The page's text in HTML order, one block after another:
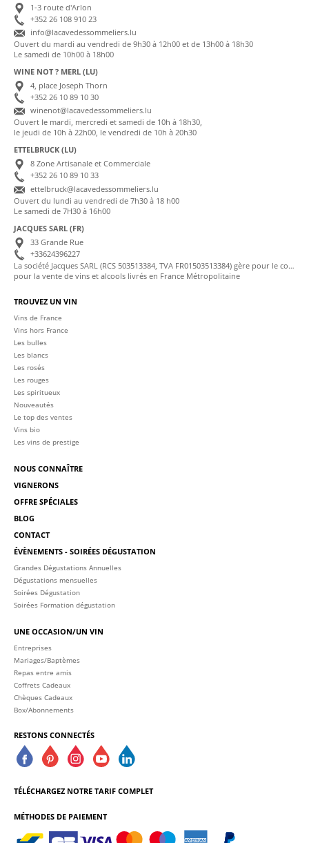
1-3 route d'Arlon
+352 26 108 910 23
info@lacavedessommeliers.lu
Ouvert du mardi au vendredi de 9h30 à 12h00 et de 13h00 à 18h30
Le samedi de 10h00 à 18h00
WINE NOT ? MERL (LU)
4, place Joseph Thorn
+352 26 10 89 10 30
winenot@lacavedessommeliers.lu
Ouvert le mardi, mercredi et samedi de 10h à 18h30,
le jeudi de 10h à 22h00, le vendredi de 10h à 20h30
ETTELBRUCK (LU)
8 Zone Artisanale et Commerciale
+352 26 10 89 10 33
ettelbruck@lacavedessommeliers.lu
Ouvert du lundi au vendredi de 7h30 à 18 h00
Le samedi de 7H30 à 16h00
JACQUES SARL (FR)
33 Grande Rue
+33624396227
La société Jacques SARL (RCS 503513384, TVA FR01503513384) gère pour le compte de La Cave des Sommeliers les transactions bancaires et la facturation
pour la vente de vins et alcools livrés en France Métropolitaine
TROUVEZ UN VIN
Vins de France
Vins hors France
Les bulles
Les blancs
Les rosés
Les rouges
Les spiritueux
Nouveautés
Le top des ventes
Vins bio
Les vins de prestige
NOUS CONNAÎTRE
VIGNERONS
OFFRE SPÉCIALES
BLOG
CONTACT
ÉVÈNEMENTS - SOIRÉES DÉGUSTATION
Grandes Dégustations Annuelles
Dégustations mensuelles
Soirées Dégustation
Soirées Formation dégustation
UNE OCCASION/UN VIN
Entreprises
Mariages/Baptèmes
Repas entre amis
Coffrets Cadeaux
Chèques Cadeaux
Box/Abonnements
RESTONS CONNECTÉS
TÉLÉCHARGEZ NOTRE TARIF COMPLET
MÉTHODES DE PAIEMENT